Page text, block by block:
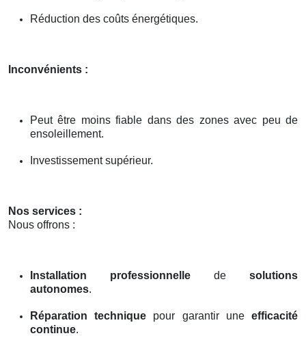
Réduction des coûts énergétiques.
Inconvénients :
Peut être moins fiable dans des zones avec peu de
ensoleillement.
Investissement supérieur.
Nos services :
Nous offrons :
Installation professionnelle de solutions
autonomes.
Réparation technique pour garantir uneefficacité
continue.